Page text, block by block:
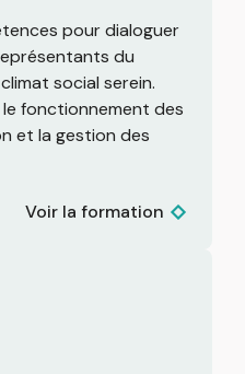
pour dialoguer
du
social serein.
fonctionnement des
et la gestion des
Voir la formation